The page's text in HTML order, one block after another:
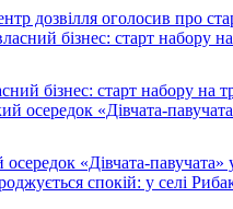
дозвілля оголосив про
бізнес: старт набору на
«Дівчата-